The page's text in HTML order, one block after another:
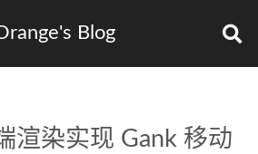
Blog
渲染实现 Gank 移动